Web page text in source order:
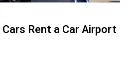
Rent a Car Airport